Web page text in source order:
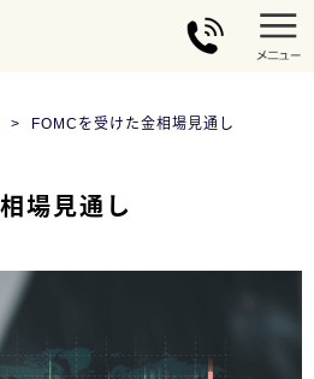
FOMCを受けた金相場見通し
場見通し